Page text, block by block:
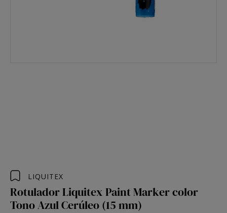
LIQUITEX
Rotulador Liquitex Paint Marker color
Tono Azul Cerúleo (15 mm)